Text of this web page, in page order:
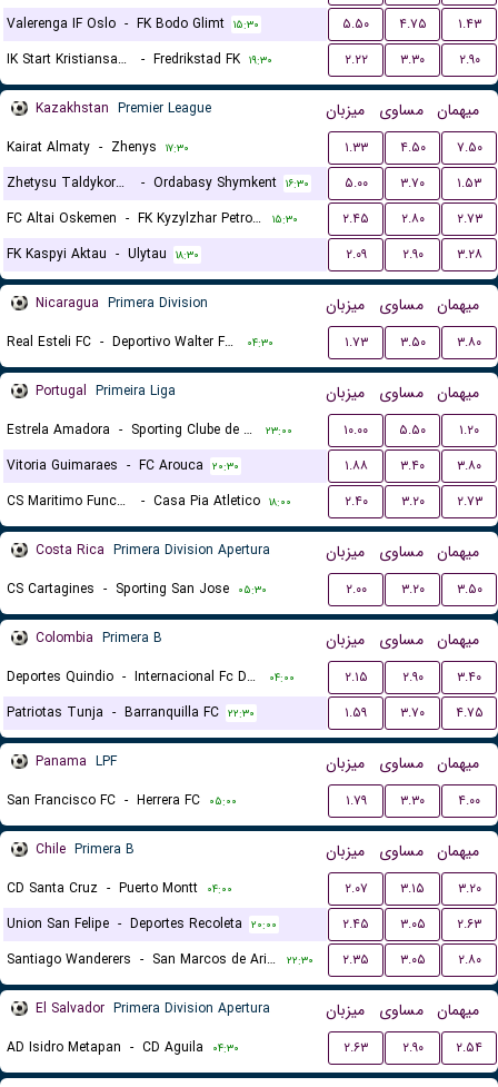
Valerenga IF Oslo - FK Bodo Glimt ۱۵:۳۰ ۵.۵۰ ۴.۷۵
۱.۴۳
IK Start Kristiansand
- Fredrikstad FK ۱۹:۳۰ ۲.۲۲ ۳.۳۰ ۲.۹۰
Kazakhstan Premier League میزبان مساوی میهمان
Kairat Almaty - Zhenys ۱۷:۳۰ ۱.۳۳ ۴.۵۰
۷.۵۰
Zhetysu Taldykorgan
- Ordabasy Shymkent ۱۶:۳۰ ۵.۰۰ ۳.۷۰
۱.۵۳
FC Altai Oskemen - FK Kyzylzhar Petropavlovsk ۱۵:۳۰ ۲.۴۵ ۲.۸۰
۲.۷۳
FK Kaspyi Aktau - Ulytau ۱۸:۳۰ ۲.۰۹ ۲.۹۰ ۳.۲۸
Nicaragua Primera Division میزبان مساوی میهمان
Real Esteli FC - Deportivo Walter Ferreti ۰۴:۳۰ ۱.۷۳ ۳.۵۰ ۳.۸۰
Portugal Primeira Liga میزبان مساوی میهمان
Estrela Amadora - Sporting Clube de Portugal ۲۳:۰۰ ۱۰.۰۰ ۵.۵۰
۱.۲۰
Vitoria Guimaraes - FC Arouca ۲۰:۳۰ ۱.۸۸ ۳.۴۰
۳.۸۰
CS Maritimo Funchal
- Casa Pia Atletico ۱۸:۰۰ ۲.۴۰ ۳.۲۰ ۲.۷۳
Costa Rica Primera Division Apertura میزبان مساوی میهمان
CS Cartagines - Sporting San Jose ۰۵:۳۰ ۲.۰۰ ۳.۲۰ ۳.۵۰
Colombia Primera B میزبان مساوی میهمان
Deportes Quindio - Internacional Fc De Palmira ۰۴:۰۰ ۲.۱۵ ۲.۹۰
۳.۴۰
Patriotas Tunja - Barranquilla FC ۲۲:۳۰ ۱.۵۹ ۳.۷۰ ۴.۷۵
Panama LPF میزبان مساوی میهمان
San Francisco FC - Herrera FC ۰۵:۰۰ ۱.۷۹ ۳.۳۰ ۴.۰۰
Chile Primera B میزبان مساوی میهمان
CD Santa Cruz - Puerto Montt ۰۴:۰۰ ۲.۰۷ ۳.۱۵
۳.۲۰
Union San Felipe - Deportes Recoleta ۲۰:۰۰ ۲.۴۵ ۳.۰۵
۲.۶۳
Santiago Wanderers - San Marcos de Arica ۲۲:۳۰ ۲.۳۵ ۳.۰۵ ۲.۸۰
El Salvador Primera Division Apertura میزبان مساوی میهمان
AD Isidro Metapan - CD Aguila ۰۴:۳۰ ۲.۶۳ ۲.۹۰ ۲.۵۴